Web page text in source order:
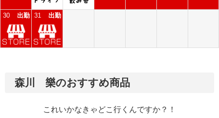
森川 樂のおすすめ商品
これいかなきゃどこ行くんですか？！